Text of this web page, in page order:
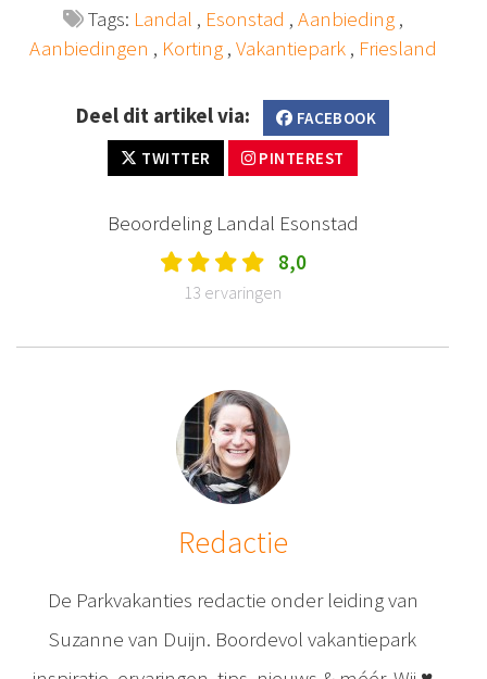
Tags: Landal , Esonstad , Aanbieding,
Aanbiedingen , Korting, Vakantiepark, Friesland
Deel dit artikel via:
FACEBOOK
TWITTER
PINTEREST
Beoordeling Landal Esonstad
8,0
13 ervaringen
Redactie
De Parkvakanties redactie onder leiding van
Suzanne van Duijn. Boordevol vakantiepark